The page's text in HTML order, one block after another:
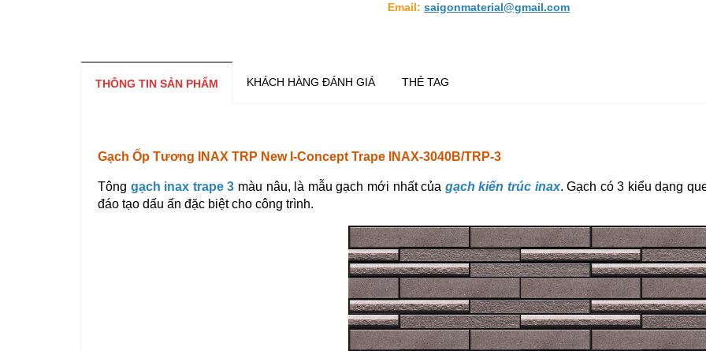
Email: saigonmaterial@gmail.com
THÔNG TIN SẢN PHẨM KHÁCH HÀNG ĐÁNH GIÁ THẺ TAG
Gạch Ốp Tương INAX TRP New I-Concept Trape INAX-3040B/TRP-3
Tông gạch inax trape 3 màu nâu, là mẫu gạch mới nhất của gạch kiến trúc inax. Gạch có 3 kiểu dạng
đáo tạo dấu ấn đặc biệt cho công trình.